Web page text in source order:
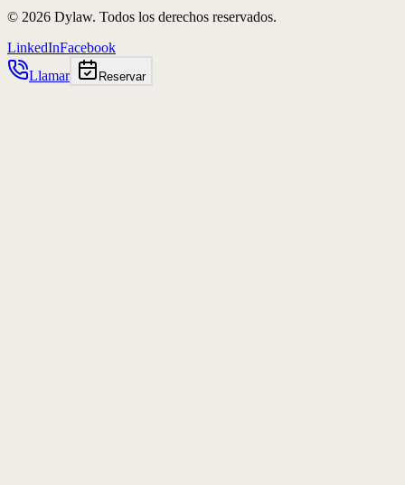
© 2026 Dylaw. Todos los derechos reservados.
LinkedInFacebook
Llamar
Reservar